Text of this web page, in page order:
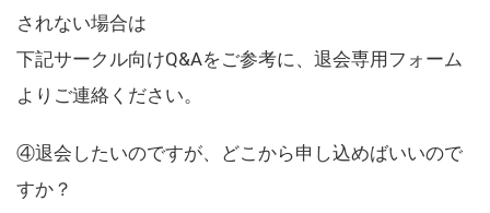
されない場合は
下記サークル向けQ&Aをご参考に、退会専用フォーム
よりご連絡ください。
④退会したいのですが、どこから申し込めばいいので
すか？